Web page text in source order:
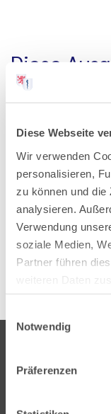
Diese Webseite
Wir verwenden
personalisieren,
zu können und die
analysieren.
Verwendung
soziale Medien,
Partner führen
haben oder die
Notwendig
Präferenzen
Diese
PDF-
nur als PDF-Datei
Gründen können
nicht als einzelne
Zur aktuellen
Alle Ausgaben